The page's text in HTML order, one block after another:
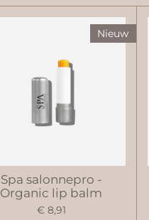
Nieuw
Spa salonnepro -
Organic lip balm
€ 8,91